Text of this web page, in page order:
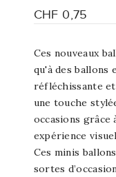
CHF 0,75
Ces nouveaux
qu'à des ballons
réfléchissante
une touche
occasions
expérience
Ces minis
sortes